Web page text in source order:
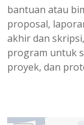
bantuan atau
proposal,
akhir dan
program untuk
proyek, dan